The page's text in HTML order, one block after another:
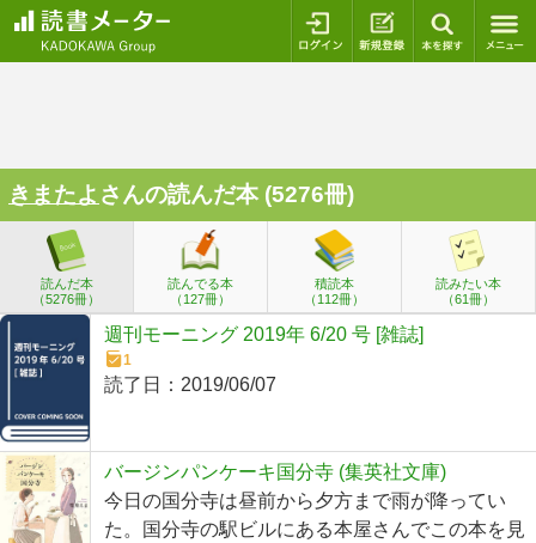
ログイン 新規登録
きまたよ さんの読んだ本 (5276冊)
読んだ本
（5276冊）
読んでる本
（127冊）
積読本
（112冊）
読みたい本
（61冊）
週刊モーニング 2019年 6/20 号 [雑誌]
1
読了日： 2019/06/07
バージンパンケーキ国分寺 (集英社文庫)
今日の国分寺は昼前から夕方まで雨が降ってい
た。国分寺の駅ビルにある本屋さんでこの本を見